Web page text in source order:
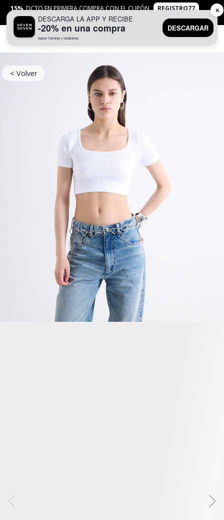
15% DCTO EN PRIMERA COMPRA CON EL CUPÓN
REGISTRO77
APLICANTYC
< Volver
DESCARGA LA APP Y RECIBE
-20% en una compra
Aplican Términos y Condiciones
DESCARGAR
✕